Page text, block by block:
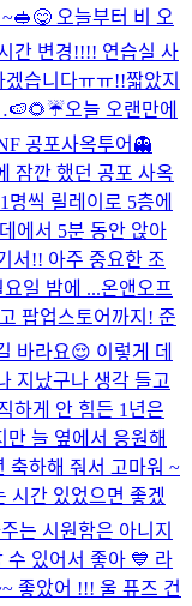
오늘부터 비 오
간 변경!!!! 연습실 사
겠습니다ㅠㅠ!!짧았지
오늘 오랜만에
공포사옥투어👻
잠깐 했던 공포 사옥
씩 릴레이로 5층에
에서 5분 동안 앉아
서!! 아주 중요한 조
일 밤에 ...온앤오프
팝업스토어까지! 준
바라요😌 이렇게 데
지났구나 생각 들고
하게 안 힘든 1년은
늘 옆에서 응원해
축하해 줘서 고마워 ~
시간 있었으면 좋겠
는 시원함은 아니지
수 있어서 좋아 💙 라
좋았어 !!! 울 퓨즈 건